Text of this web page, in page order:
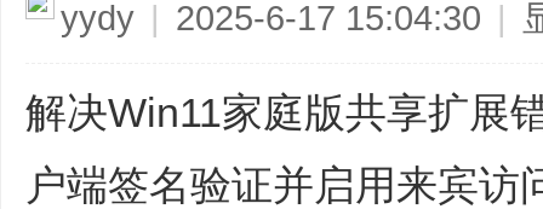
yydy | 2025-6-17 15:04:30 |
解决Win11家庭版共享扩展
户端签名验证并启用来宾